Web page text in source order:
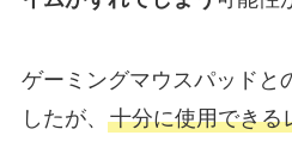
ゲーミングマウスパッドと
したが、 十分に使用できる